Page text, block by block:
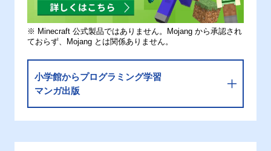
※ Minecraft 公式製品ではありません。Mojang から承認され
ておらず、Mojang とは関係ありません。
小学館からプログラミング学習
マンガ出版